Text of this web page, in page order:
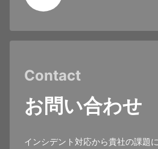
Contact
お問い合わせ
インシデント対応から貴社の課題